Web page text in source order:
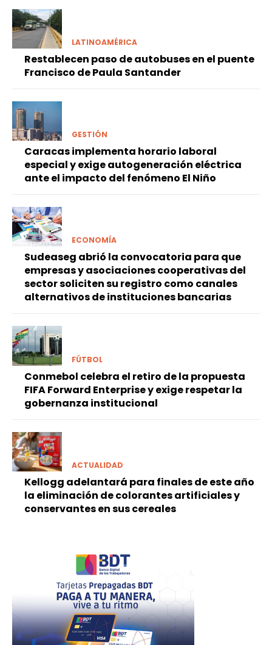
LATINOAMÉRICA
Restablecen paso de autobuses en el puente
Francisco de Paula Santander
GESTIÓN
Caracas implementa horario laboral
especial y exige autogeneración eléctrica
ante el impacto del fenómeno El Niño
ECONOMÍA
Sudeaseg abrió la convocatoria para que
empresas y asociaciones cooperativas del
sector soliciten su registro como canales
alternativos de instituciones bancarias
FÚTBOL
Conmebol celebra el retiro de la propuesta
FIFA Forward Enterprise y exige respetar la
gobernanza institucional
ACTUALIDAD
Kellogg adelantará para finales de este año
la eliminación de colorantes artificiales y
conservantes en sus cereales